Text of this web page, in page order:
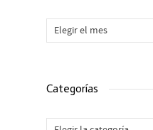
Archivos
Categorías
Categorías